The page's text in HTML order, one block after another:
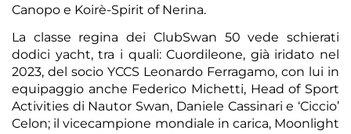
Canopo e Koirè-Spirit of Nerina.
La classe regina dei ClubSwan 50 vede schierati
dodici yacht, tra i quali: Cuordileone, già iridato nel
2023, del socio YCCS Leonardo Ferragamo, con lui in
equipaggio anche Federico Michetti, Head of Sport
Activities di Nautor Swan, Daniele Cassinari e ‘Ciccio’
Celon; il vicecampione mondiale in carica, Moonlight